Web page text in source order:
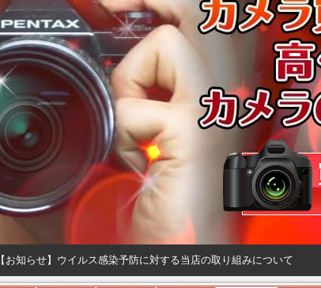
【お知らせ】ウイルス感染予防に対する当店の取り組みについて